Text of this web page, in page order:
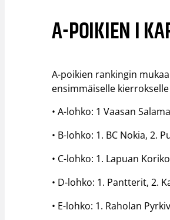
A-POIKIEN I
A-poikien rankingin
ensimmäiselle
• A-lohko: 1 Vaasan
• B-lohko: 1. BC Nokia, 2.
• C-lohko: 1. Lapuan
• D-lohko: 1. Pantterit, 2.
• E-lohko: 1. Raholan